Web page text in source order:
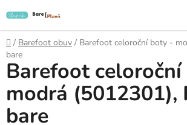
na
obsah
Domů
/ Barefoot obuv / Barefoot celoroční boty -
bare
Barefoot
modrá (5012301),
bare